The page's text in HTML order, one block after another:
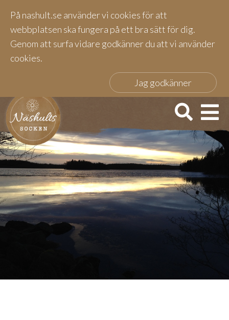
På nashult.se använder vi cookies för att
webbplatsen ska fungera på ett bra sätt för dig.
Genom att surfa vidare godkänner du att vi använder
cookies.
Jag godkänner